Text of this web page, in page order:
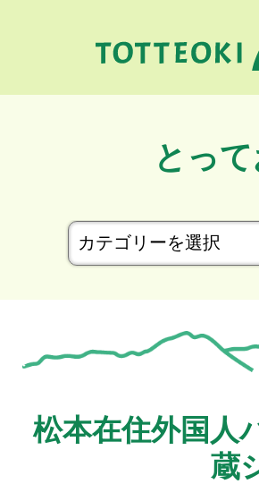
とっ
カ
テ
リ
松本在住外国人
蔵